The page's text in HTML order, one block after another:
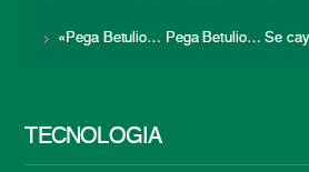
«Pega Betulio… Pega Betulio… Se
TECNOLOGÍA